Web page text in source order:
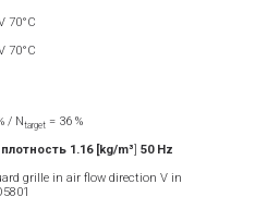
70°C
70°C
/ Ntarget = 36 %
1.16 [kg/m³ 50 Hz
grille in air flow direction V in